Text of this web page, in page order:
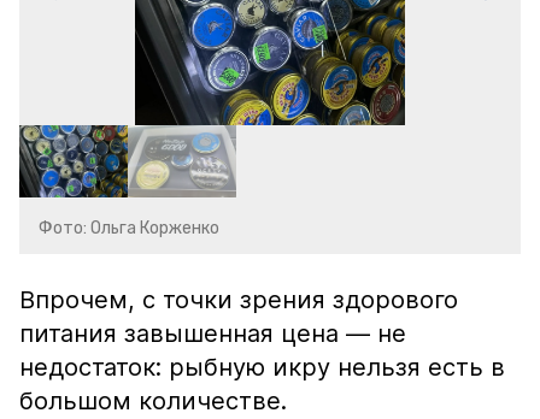
Фото: Ольга Корженко
Впрочем, с точки зрения здорового
питания завышенная цена — не
недостаток: рыбную икру нельзя есть в
большом количестве.